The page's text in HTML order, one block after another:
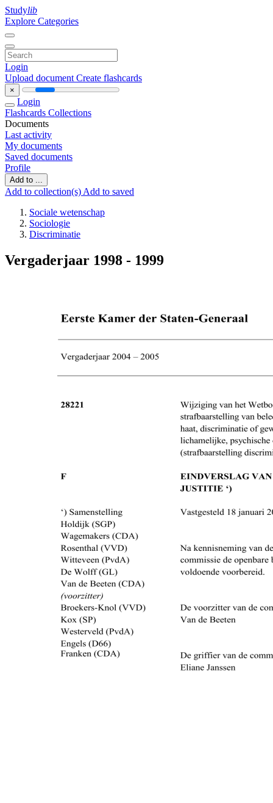
Studylib
Explore Categories
Login
Upload document Create flashcards
×
Login
Flashcards Collections
Documents
Last activity
My documents
Saved documents
Profile
Add to ...
Add to collection(s) Add to saved
Sociale wetenschap
Sociologie
Discriminatie
Vergaderjaar 1998 - 1999